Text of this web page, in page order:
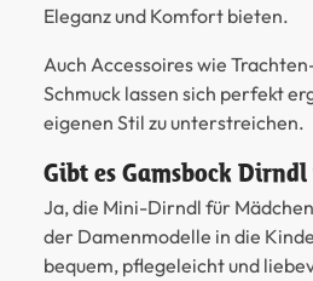
Eleganz und Komfort bieten.
Auch Accessoires wie
Schmuck lassen sich perfekt
eigenen Stil zu unterstreichen.
Gibt es Gamsbock
Ja, die Mini-Dirndl für
der Damenmodelle in die
bequem, pflegeleicht und